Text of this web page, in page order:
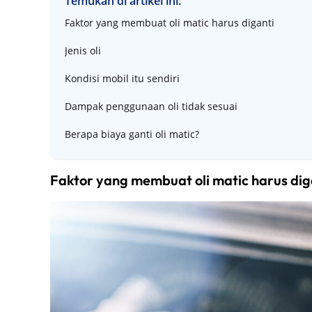
Faktor yang membuat oli matic harus diganti
Jenis oli
Kondisi mobil itu sendiri
Dampak penggunaan oli tidak sesuai
Berapa biaya ganti oli matic?
Faktor yang membuat oli matic harus